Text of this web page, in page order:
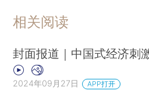
相关阅读
封面报道｜中国式经济刺
2024年09月27日 APP打开